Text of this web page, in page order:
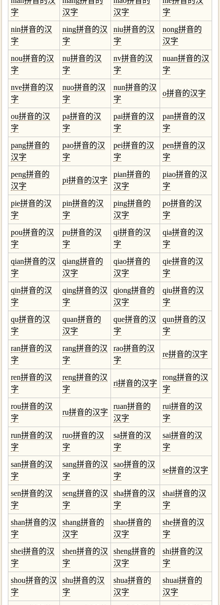
字
汉字
汉字
字
nin拼音的汉
字
ning拼音的汉
字
niu拼音的汉
字
nong拼音的
汉字
nou拼音的汉
字
nu拼音的汉
字
nv拼音的汉
字
nuan拼音的汉
字
nve拼音的汉
字
nuo拼音的汉
字
nun拼音的汉
字
o拼音的汉字
ou拼音的汉
字
pa拼音的汉
字
pai拼音的汉
字
pan拼音的汉
字
pang拼音的
汉字
pao拼音的汉
字
pei拼音的汉
字
pen拼音的汉
字
peng拼音的
汉字
pi拼音的汉字
pian拼音的
汉字
piao拼音的汉
字
pie拼音的汉
字
pin拼音的汉
字
ping拼音的
汉字
po拼音的汉
字
pou拼音的汉
字
pu拼音的汉
字
qi拼音的汉
字
qia拼音的汉
字
qian拼音的汉
字
qiang拼音的
汉字
qiao拼音的
汉字
qie拼音的汉
字
qin拼音的汉
字
qing拼音的汉
字
qiong拼音的
汉字
qiu拼音的汉
字
qu拼音的汉
字
quan拼音的
汉字
que拼音的汉
字
qun拼音的汉
字
ran拼音的汉
字
rang拼音的汉
字
rao拼音的汉
字
re拼音的汉字
ren拼音的汉
字
reng拼音的汉
字
ri拼音的汉字
rong拼音的汉
字
rou拼音的汉
字
ru拼音的汉字
ruan拼音的
汉字
rui拼音的汉
字
run拼音的汉
字
ruo拼音的汉
字
sa拼音的汉
字
sai拼音的汉
字
san拼音的汉
字
sang拼音的汉
字
sao拼音的汉
字
se拼音的汉字
sen拼音的汉
字
seng拼音的汉
字
sha拼音的汉
字
shai拼音的汉
字
shan拼音的汉
字
shang拼音的
汉字
shao拼音的
汉字
she拼音的汉
字
shei拼音的汉
字
shen拼音的汉
字
sheng拼音的
汉字
shi拼音的汉
字
shou拼音的汉
字
shu拼音的汉
字
shua拼音的
汉字
shuai拼音的
汉字